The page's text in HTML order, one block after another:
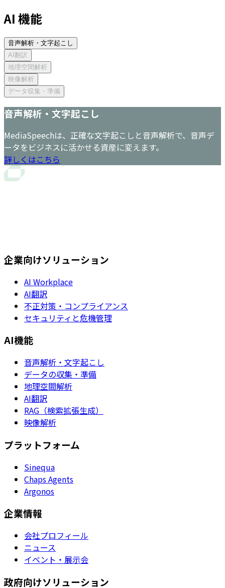
AI 機能
音声解析・文字起こし
AI翻訳
地理空間解析
映像解析
データ収集・準備
音声解析・文字起こし
MediaSpeechは、正確な文字起こしと音声解析で、音声デ
ータをビジネスに活かせる資産に変えます。
詳しくはこちら
企業向けソリューション
AI Workplace
AI翻訳
不正対策・コンプライアンス
セキュリティと危機管理
AI機能
音声解析・文字起こし
データの収集・準備
地理空間解析
AI翻訳
RAG（検索拡張生成）
映像解析
プラットフォーム
Sinequa
Chaps Agents
Argonos
企業情報
会社プロフィール
ニュース
イベント・展示会
政府向けソリューション